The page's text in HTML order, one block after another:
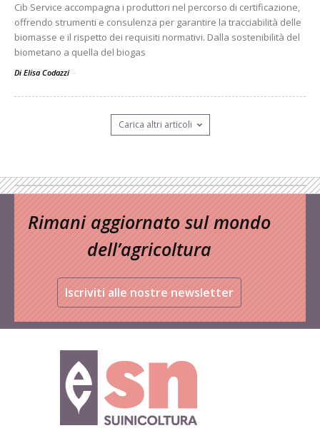
Cib Service accompagna i produttori nel percorso di certificazione,
offrendo strumenti e consulenza per garantire la tracciabilità delle
biomasse e il rispetto dei requisiti normativi. Dalla sostenibilità del
biometano a quella del biogas
Di Elisa Codazzi -
Carica altri articoli
Rimani aggiornato sul mondo
dell’agricoltura
Iscriviti alle nostre newsletter